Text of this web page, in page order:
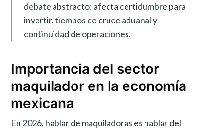
debate abstracto: afecta certidumbre para
invertir, tiempos de cruce aduanal y
continuidad de operaciones.
Importancia del sector
maquilador en la economía
mexicana
En 2026, hablar de maquiladoras es hablar del